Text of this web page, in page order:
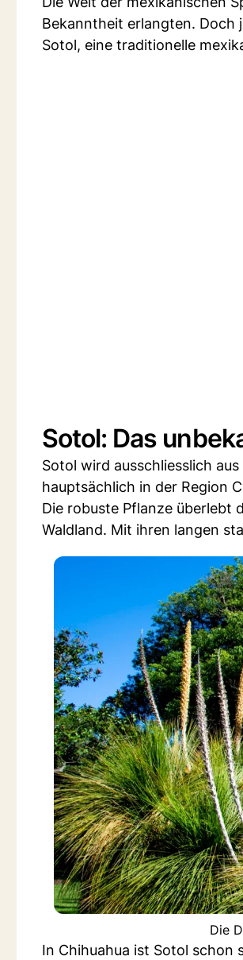
Bekanntheit erlangten. Doch
Sotol, eine traditionelle
Sotol: Das
Sotol wird ausschliesslich
hauptsächlich in der Region
Die robuste Pflanze überlebt
Waldland. Mit ihren langen
Die
In Chihuahua ist Sotol schon